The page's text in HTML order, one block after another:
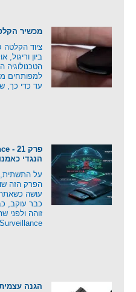
מכשיר
ציוד הקלטה
ביון
הטכנולוגיה
למפותחים
עד כדי כך,
הנגדי
על
הפרק הזה
עושה
כבר עוקב,
Surveillance –
הגנה